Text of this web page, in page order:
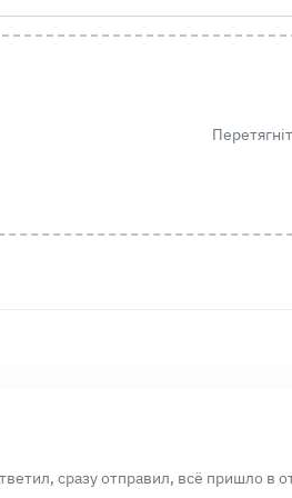
сразу отправил, всё пришло в